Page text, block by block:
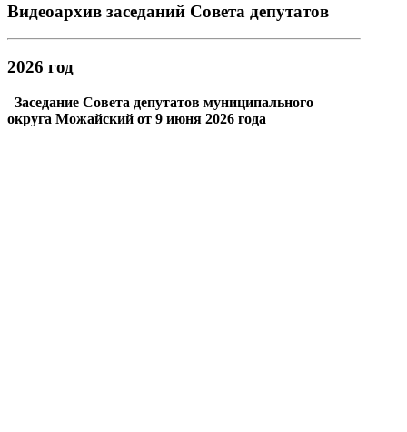
Видеоархив заседаний Совета депутатов
2026 год
Заседание Совета депутатов муниципального
округа Можайский от 9 июня 2026 года